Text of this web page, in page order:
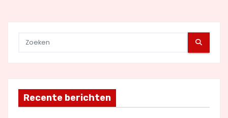
Recente berichten